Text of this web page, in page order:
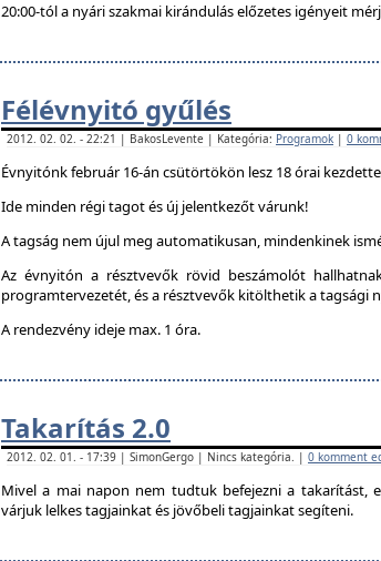
20:00-tól a nyári szakmai kirándulás előzetes igényeit
Félévnyitó gyűlés
2012. 02. 02. - 22:21 | BakosLevente | Kategória: Programok | 0
Évnyitónk február 16-án csütörtökön lesz 18 órai
Ide minden régi tagot és új jelentkezőt várunk!
A tagság nem újul meg automatikusan, mindenkinek
Az évnyitón a résztvevők rövid beszámolót
programtervezetét, és a résztvevők kitölthetik a tagsági
A rendezvény ideje max. 1 óra.
Takarítás 2.0
2012. 02. 01. - 17:39 | SimonGergo | Nincs kategória. | 0 komment
Mivel a mai napon nem tudtuk befejezni a takarítást,
várjuk lelkes tagjainkat és jövőbeli tagjainkat segíteni.